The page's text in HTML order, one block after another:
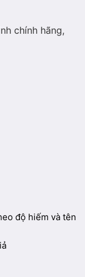
chính hãng,
độ hiếm và tên